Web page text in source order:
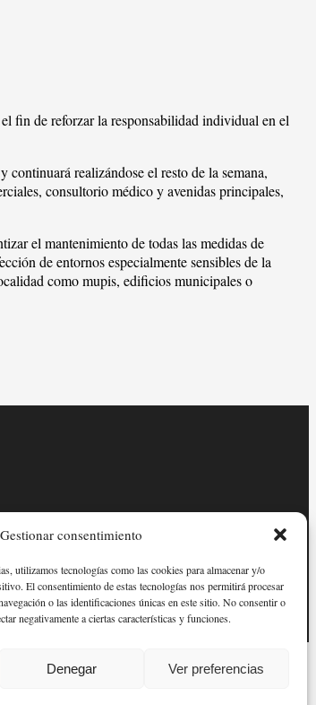
Gestionar consentimiento
utilizamos tecnologías como las cookies para almacenar y/o
El consentimiento de estas tecnologías nos permitirá procesar
o las identificaciones únicas en este sitio. No consentir o
negativamente a ciertas características y funciones.
Denegar Ver preferencias
fin de reforzar la responsabilidad individual en el
realizándose el resto de la semana,
consultorio médico y avenidas principales,
el mantenimiento de todas las medidas de
de entornos especialmente sensibles de la
como mupis, edificios municipales o